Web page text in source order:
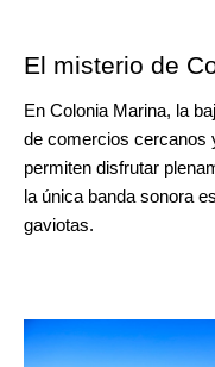
El misterio de
En Colonia Marina, la
de comercios cercanos
permiten disfrutar
la única banda sonora
gaviotas.